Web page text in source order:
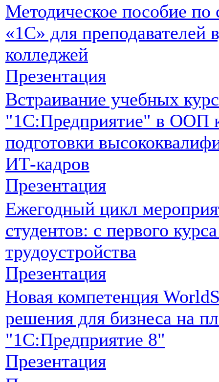
Методическое пособие по
«1С» для преподавателей
колледжей
Презентация
Встраивание учебных
"1С:Предприятие" в ООП
подготовки
ИТ-кадров
Презентация
Ежегодный цикл
студентов: с первого
трудоустройства
Презентация
Новая компетенция
решения для бизнеса на
"1С:Предприятие 8"
Презентация